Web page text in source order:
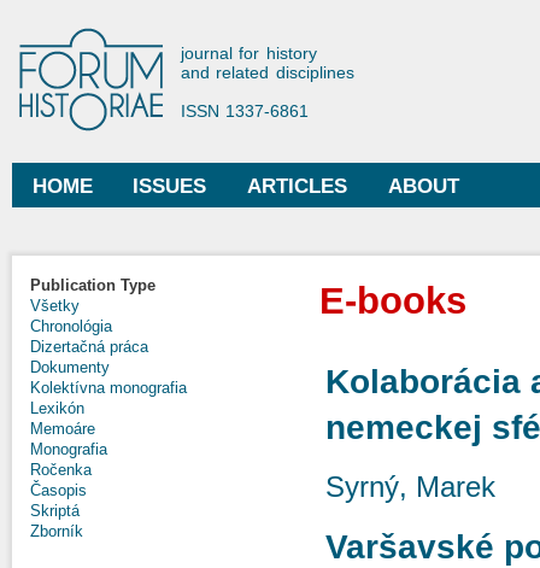
Forum Historiae
journal for history
and related disciplines
ISSN 1337-6861
Main menu
HOME ISSUES ARTICLES ABOUT
Publication Type
Všetky
Chronológia
Dizertačná práca
Dokumenty
Kolektívna monografia
Lexikón
Memoáre
Monografia
Ročenka
Časopis
Skriptá
Zborník
E-books
Kolaborácia
nemeckej
Syrný, Marek
Varšavské